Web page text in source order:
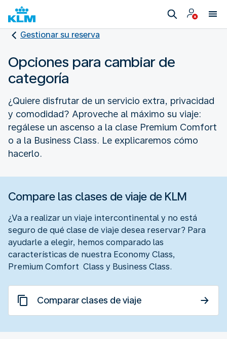
Gestionar su reserva
Opciones para cambiar de
categoría
¿Quiere disfrutar de un servicio extra, privacidad
y comodidad? Aproveche al máximo su viaje:
regálese un ascenso a la clase Premium Comfort
o a la Business Class. Le explicaremos cómo
hacerlo.
Compare las clases de viaje de KLM
¿Va a realizar un viaje intercontinental y no está
seguro de qué clase de viaje desea reservar? Para
ayudarle a elegir, hemos comparado las
características de nuestra Economy Class,
Premium Comfort Class y Business Class.
Comparar clases de viaje